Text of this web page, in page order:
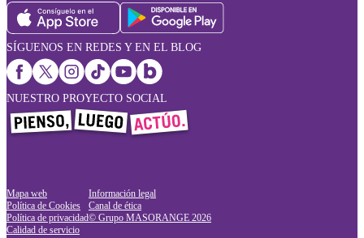
SÍGUENOS EN REDES Y EN EL BLOG
NUESTRO PROYECTO SOCIAL
Mapa web
Política de Cookies
Política de privacidad
Calidad de servicio
Información legal
Canal de ética
© Grupo MASORANGE 2026